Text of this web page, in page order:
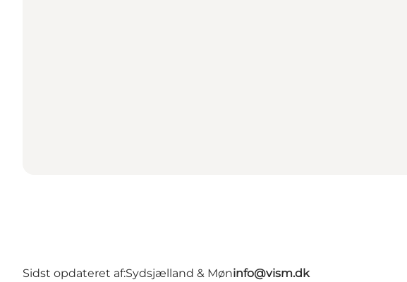
Sidst opdateret af:Sydsjælland & Møninfo@vism.dk